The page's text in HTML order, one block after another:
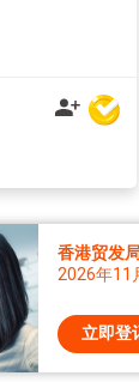
香港贸发
2026年11
立即登